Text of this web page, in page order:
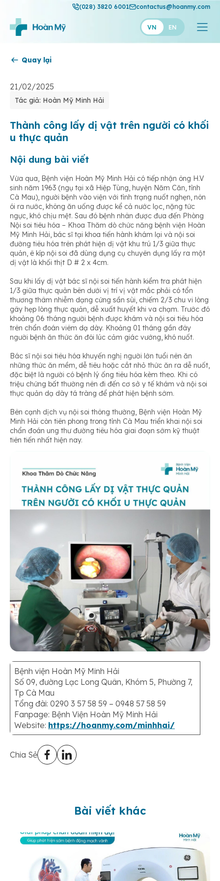
(028) 3820 6001 contactus@hoanmy.com
VN EN
Hạnh Phúc
Thuận Mỹ
Quay lại
21/02/2025
Tác giả: Hoàn Mỹ Minh Hải
Thành công lấy dị vật trên người có khối
u thực quản
Nội dung bài viết
Vừa qua, Bệnh viện Hoàn Mỹ Minh Hải có tiếp nhận ông H.V
sinh năm 1963 (ngụ tại xã Hiệp Tùng, huyện Năm Căn, tỉnh
Cà Mau), người bệnh vào viện với tình trạng nuốt nghẹn, nôn
ói ra nước, không ăn uống được kể cả nước lọc, nặng tức
ngực, khó chịu mệt. Sau đó bệnh nhân được đưa đến Phòng
Nội soi tiêu hóa – Khoa Thăm dò chức năng bệnh viện Hoàn
Mỹ Minh Hải, bác sĩ tại khoa tiến hành khám lại và nội soi
đường tiêu hóa trên phát hiện dị vật khu trú 1/3 giữa thực
quản, ê kíp nội soi đã dùng dụng cụ chuyên dụng lấy ra một
dị vật là khối thịt D # 2 x 4cm.
Sau khi lấy dị vật bác sĩ nội soi tiến hành kiểm tra phát hiện
1/3 giữa thực quản bên dưới vị trí vị vật mắc phải có tổn
thương thâm nhiễm dạng cứng sần sùi, chiếm 2/3 chu vi lòng
gây hẹp lòng thực quản, dễ xuất huyết khi va chạm. Trước đó
khoảng 06 tháng người bệnh được khám và nội soi tiêu hóa
trên chẩn đoán viêm dạ dày. Khoảng 01 tháng gần đây
người bệnh ăn thức ăn đôi lúc cảm giác vướng, khó nuốt.
Bác sĩ nội soi tiêu hóa khuyến nghị người lớn tuổi nên ăn
những thức ăn mềm, dễ tiêu hoặc cắt nhỏ thức ăn ra dễ nuốt,
đặc biệt là người có bệnh lý ống tiêu hóa kèm theo. Khi có
triệu chứng bất thường nên đi đến cơ sở y tế khám và nội soi
thực quản dạ dày tá tràng để phát hiện bệnh sớm.
Bên cạnh dịch vụ nội soi thông thường, Bệnh viện Hoàn Mỹ
Minh Hải còn tiên phong trong tỉnh Cà Mau triển khai nội soi
chẩn đoán ung thư đường tiêu hóa giai đoạn sớm kỹ thuật
tiên tiến nhất hiện nay.
Bệnh viện Hoàn Mỹ Minh Hải
Số 09, đường Lạc Long Quân, Khóm 5, Phường 7,
Tp Cà Mau
Tổng đài: 0290 3 57 58 59 – 0948 57 58 59
Fanpage: Bệnh Viện Hoàn Mỹ Minh Hải
Website: https://hoanmy.com/minhhai/
Chia Sẻ
Bài viết khác